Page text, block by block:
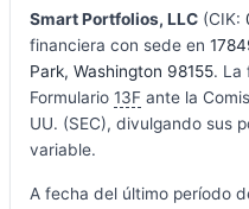
Smart Portfolios, LLC(CIK:
financiera con sede en
Park, Washington 98155. La
Formulario 13Fante la
UU. (SEC), divulgando sus
variable.
A fecha del último período